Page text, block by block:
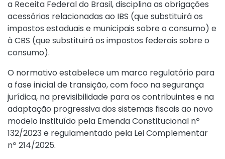
a Receita Federal do Brasil, disciplina as obrigações
acessórias relacionadas ao IBS (que substituirá os
impostos estaduais e municipais sobre o consumo) e
à CBS (que substituirá os impostos federais sobre o
consumo).
O normativo estabelece um marco regulatório para
a fase inicial de transição, com foco na segurança
jurídica, na previsibilidade para os contribuintes e na
adaptação progressiva dos sistemas fiscais ao novo
modelo instituído pela Emenda Constitucional nº
132/2023 e regulamentado pela Lei Complementar
nº 214/2025.